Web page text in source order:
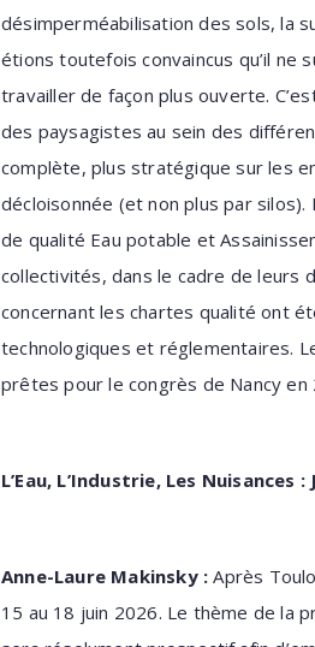
désimperméabilisation des sols, la
étions toutefois convaincus qu’il ne
travailler de façon plus ouverte.
des paysagistes au sein des
complète, plus stratégique sur les
décloisonnée (et non plus par
de qualité Eau potable et
collectivités, dans le cadre de leurs
concernant les chartes qualité ont
technologiques et réglementaires.
prêtes pour le congrès de Nancy en
L’Eau, L’Industrie, Les
Anne-Laure Makinsky : Après
15 au 18 juin 2026. Le thème de la